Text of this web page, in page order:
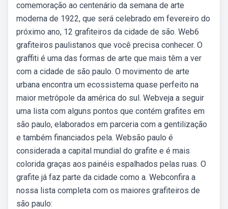
comemoração ao centenário da semana de arte
moderna de 1922, que será celebrado em fevereiro do
próximo ano, 12 grafiteiros da cidade de são. Web6
grafiteiros paulistanos que você precisa conhecer. O
graffiti é uma das formas de arte que mais têm a ver
com a cidade de são paulo. O movimento de arte
urbana encontra um ecossistema quase perfeito na
maior metrópole da américa do sul. Webveja a seguir
uma lista com alguns pontos que contém grafites em
são paulo, elaborados em parceria com a gentilização
e também financiados pela. Websão paulo é
considerada a capital mundial do grafite e é mais
colorida graças aos painéis espalhados pelas ruas. O
grafite já faz parte da cidade como a. Webconfira a
nossa lista completa com os maiores grafiteiros de
são paulo: